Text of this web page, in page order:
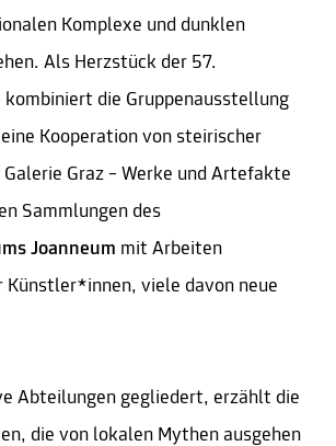
Komplexe und dunklen
Als Herzstück der 57.
kombiniert die Gruppenausstellung
Kooperation von steirischer
Graz – Werke und Artefakte
Sammlungen des
Joanneum mit Arbeiten
Künstler*innen, viele davon neue
Abteilungen gegliedert, erzählt die
die von lokalen Mythen ausgehen